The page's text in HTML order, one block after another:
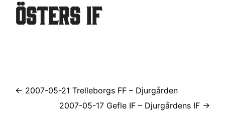
Östers IF
← 2007-05-21 Trelleborgs FF – Djurgården
2007-05-17 Gefle IF – Djurgårdens IF →